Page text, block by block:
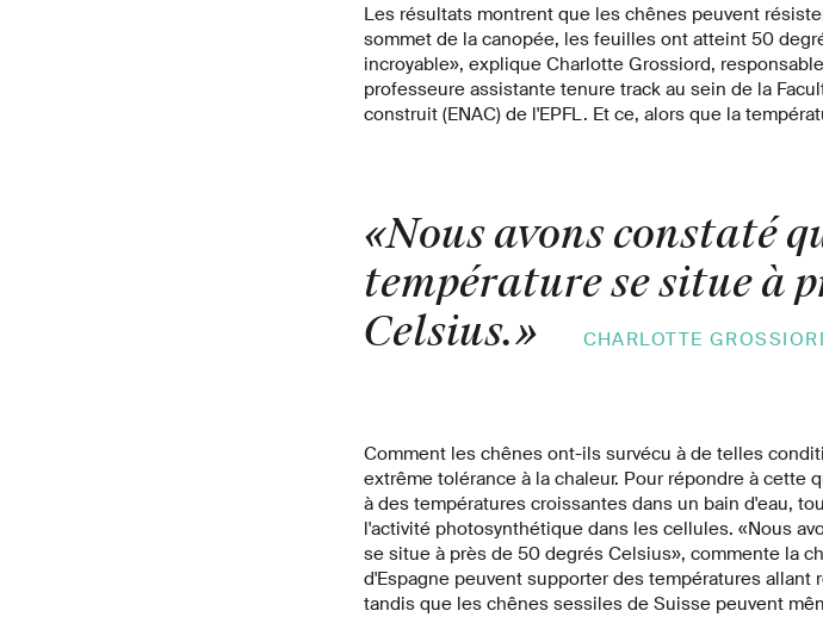
Les résultats montrent que les chênes peuvent
sommet de la canopée, les feuilles ont atteint 50
incroyable», explique Charlotte Grossiord,
professeure assistante tenure track au sein de la
construit (ENAC) de l'EPFL. Et ce, alors que la
«Nous avons constaté
température se situe à
Celsius.» CHARLOTTE
Comment les chênes ont-ils survécu à de telles
extrême tolérance à la chaleur. Pour répondre à
à des températures croissantes dans un bain d'eau,
l'activité photosynthétique dans les cellules. «Nous
se situe à près de 50 degrés Celsius», commente la
d'Espagne peuvent supporter des températures
tandis que les chênes sessiles de Suisse peuvent